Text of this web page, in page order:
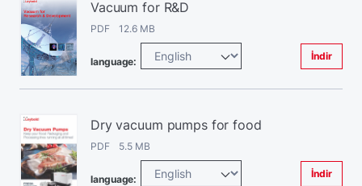
Vacuum for R&D
PDF 12.6 MB
language: İndir
Dry vacuum pumps for food
PDF 5.5 MB
language: İndir